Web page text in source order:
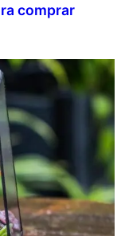
comprar